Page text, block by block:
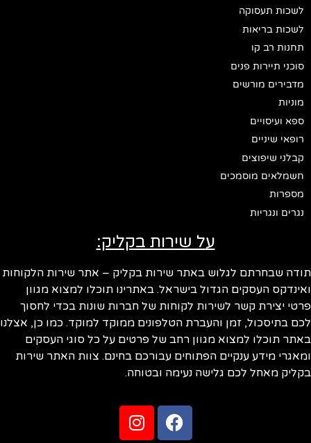
לשכות תעסוקה
לשכות בריאות
תחנות רב קו
סוכני תיירות פנים
מדבירים מורשים
מוניות
ספא ועיסויים
רופאי שיניים
קבלני שיפוצים
חשמלאים מוסמכים
מספרות
נגרים ונגריות
על שירות בקליק:
שבחרתם לגלוש באתר שירות בקליק – אתר שירות הלקוחות
העסקים הגדול בישראל. באתרינו תוכלו למצוא מגוון
יצירת קשר לשירות לקוחות של חברות שונות בכדי לחסוך
בתיסכול, זמן והעברת הטלפונים ממוקד למוקד. כמו כן, אצלנו
תוכלו למצוא מגוון רחב של פרטים על כל סוגי העסקים
מידע ענקיים הפתוחים עבורכם בחינם. צוות האתר שירות
מאחל לכם גלישה נעימה ובטוחה.